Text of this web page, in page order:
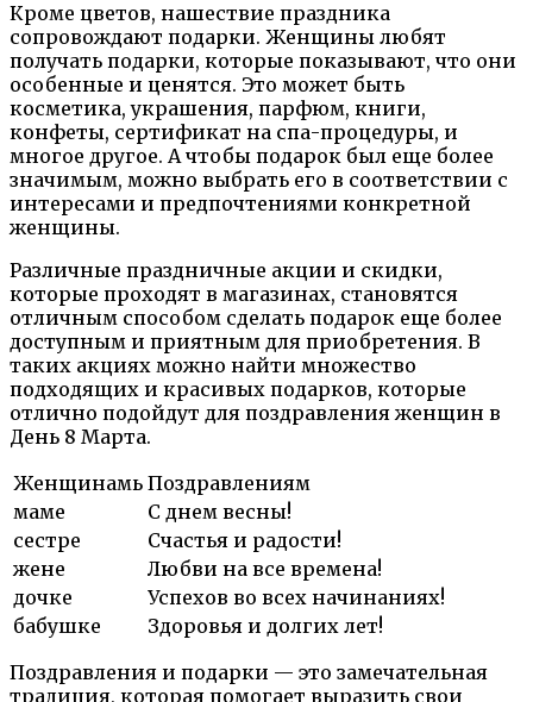
Кроме цветов, нашествие праздника
сопровождают подарки. Женщины любят
получать подарки, которые показывают, что они
особенные и ценятся. Это может быть
косметика, украшения, парфюм, книги,
конфеты, сертификат на спа-процедуры, и
многое другое. А чтобы подарок был еще более
значимым, можно выбрать его в соответствии с
интересами и предпочтениями конкретной
женщины.
Pазличные праздничные акции и скидки,
которые проходят в магазинах, становятся
отличным способом сделать подарок еще более
доступным и приятным для приобретения. В
таких акциях можно найти множество
подходящих и красивых подарков, которые
отлично подойдут для поздравления женщин в
День 8 Марта.
Женщинамь Поздравлениям
маме
С днем весны!
сестре
Счастья и радости!
жене
Любви на все времена!
дочке
Успехов во всех начинаниях!
бабушке
Здоровья и долгих лет!
Поздравления и подарки — это замечательная
традиция, которая помогает выразить свои